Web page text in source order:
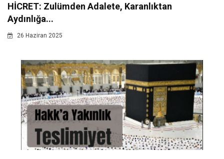
HİCRET: Zulümden Adalete, Karanlıktan
Aydınlığa...
26 Haziran 2025